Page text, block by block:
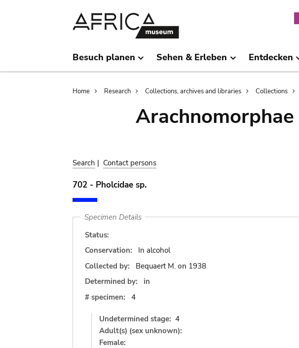
Besuch planen Sehen & Erleben Entdecken
Breadcrumb
Home Research Collections, archives and libraries Collections
Search | Contact persons
702 - Pholcidae sp.
Specimen Details
Status:
Conservation:
In alcohol
Collected by:
Bequaert M. on 1938
Determined by:
in
# specimen:
4
Undetermined stage: 4
Adult(s) (sex unknown):
Female: